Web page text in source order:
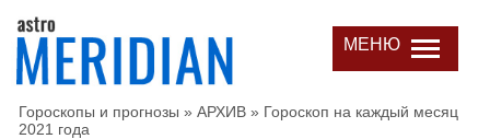
МЕНЮ
Гороскопы и прогнозы » АРХИВ » Гороскоп на каждый месяц
2021 года